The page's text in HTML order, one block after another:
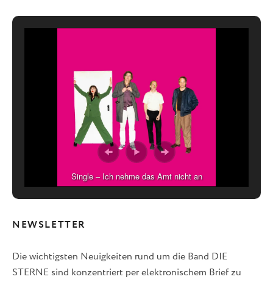
Single – Ich nehme das Amt nicht an
NEWSLETTER
Die wichtigsten Neuigkeiten rund um die Band DIE
STERNE sind konzentriert per elektronischem Brief zu